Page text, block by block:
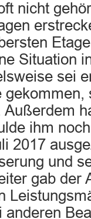
nicht
Situation
sei
gekommen,
ihm
2017
und
gab der